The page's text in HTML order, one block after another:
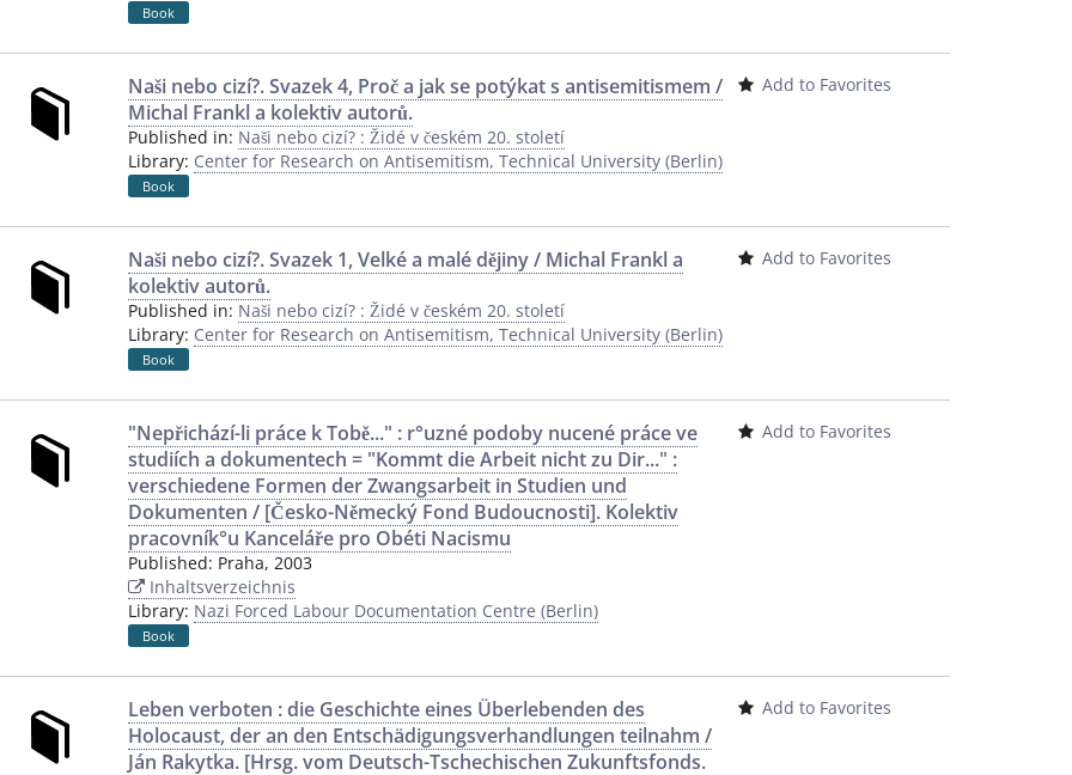
Book
Naši nebo cizí?. Svazek 4, Proč a jak se potýkat s antisemitismem /
Michal Frankl a kolektiv autorů.
Published in: Naši nebo cizí? : Židé v českém 20. století
Library: Center for Research on Antisemitism, Technical University (Berlin)
Book
Add to Favorites
Naši nebo cizí?. Svazek 1, Velké a malé dějiny / Michal Frankl a
kolektiv autorů.
Published in: Naši nebo cizí? : Židé v českém 20. století
Library: Center for Research on Antisemitism, Technical University (Berlin)
Book
Add to Favorites
"Nepřichází-li práce k Tobě..." : r°uzné podoby nucené práce ve
studiích a dokumentech = "Kommt die Arbeit nicht zu Dir..." :
verschiedene Formen der Zwangsarbeit in Studien und
Dokumenten / [Česko-Německý Fond Budoucnosti]. Kolektiv
pracovník°u Kanceláře pro Obéti Nacismu
Published: Praha, 2003
Inhaltsverzeichnis
Library: Nazi Forced Labour Documentation Centre (Berlin)
Book
Add to Favorites
Leben verboten : die Geschichte eines Überlebenden des
Holocaust, der an den Entschädigungsverhandlungen teilnahm /
Ján Rakytka. [Hrsg. vom Deutsch-Tschechischen Zukunftsfonds.
Add to Favorites